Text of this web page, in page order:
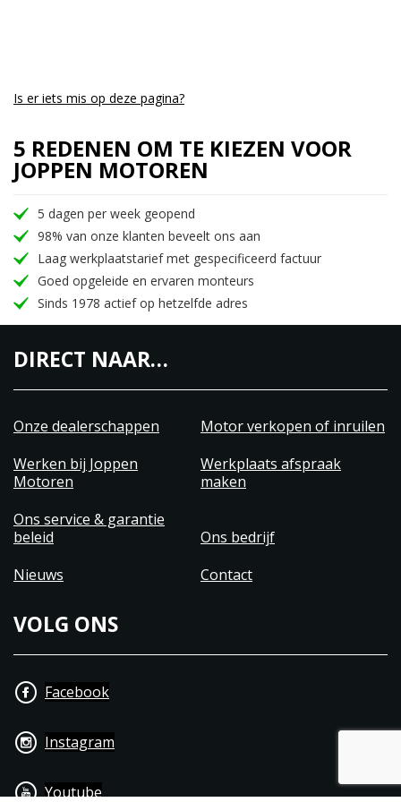
Is er iets mis op deze pagina?
5 REDENEN OM TE KIEZEN VOOR
JOPPEN MOTOREN
5 dagen per week geopend
98% van onze klanten beveelt ons aan
Laag werkplaatstarief met gespecificeerd factuur
Goed opgeleide en ervaren monteurs
Sinds 1978 actief op hetzelfde adres
DIRECT NAAR…
Onze dealerschappen
Motor verkopen of inruilen
Werken bij Joppen
Motoren
Werkplaats afspraak
maken
Ons service & garantie
beleid
Ons bedrijf
Nieuws
Contact
VOLG ONS
Facebook
Instagram
Youtube